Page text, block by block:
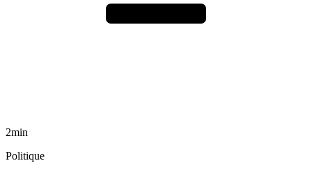
2min
Politique